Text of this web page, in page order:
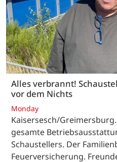
Alles verbrannt!
vor dem Nichts
Monday
Kaisersesch/
gesamte
Schaustellers. Der
Feuerversicherung.